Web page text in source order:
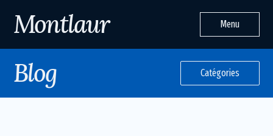
Montlaur Menu
Blog Catégories